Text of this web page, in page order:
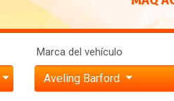
Marca del vehículo
Aveling Barford